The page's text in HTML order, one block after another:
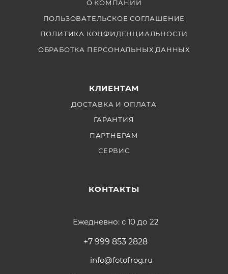
идеальный аксессуар для видеоблогеров, ютуберов,
фотографов.
О КОМПАНИИ
ПОЛЬЗОВАТЕЛЬСКОЕ СОГЛАШЕНИЕ
ПОЛИТИКА КОНФИДЕНЦИАЛЬНОСТИ
ОБРАБОТКА ПЕРСОНАЛЬНЫХ ДАННЫХ
КЛИЕНТАМ
ДОСТАВКА И ОПЛАТА
ГАРАНТИЯ
ПАРТНЕРАМ
СЕРВИС
КОНТАКТЫ
Ежедневно: с 10 до 22
+7 999 853 2828
info@fotofrog.ru